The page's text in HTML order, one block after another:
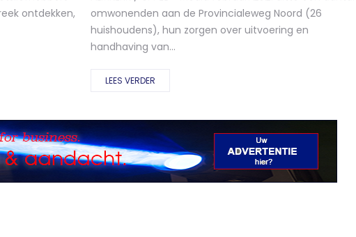
ontdekken,
omwonenden aan de Provincialeweg Noord (26
huishoudens), hun zorgen over uitvoering en
handhaving van...
LEES VERDER